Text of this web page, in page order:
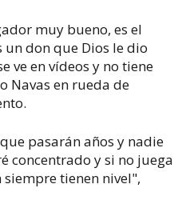
muy bueno, es el
un don que Dios le dio
ve en vídeos y no tiene
Navas en rueda de
pasarán años y nadie
concentrado y si no juega
tienen nivel",